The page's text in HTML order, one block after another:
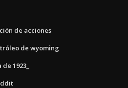
de acciones
de wyoming
1923_